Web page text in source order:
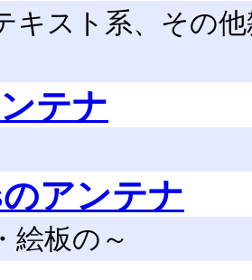
キスト系、その
テナ
アンテナ
絵板の～